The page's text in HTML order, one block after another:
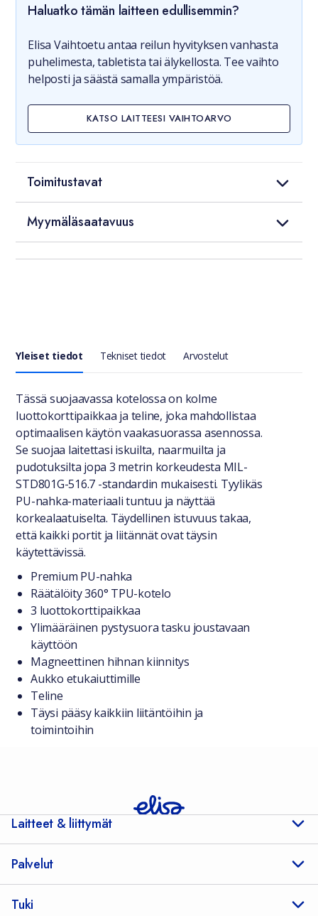
Haluatko tämän laitteen edullisemmin?
Elisa Vaihtoetu antaa reilun hyvityksen vanhasta
puhelimesta, tabletista tai älykellosta. Tee vaihto
helposti ja säästä samalla ympäristöä.
KATSO LAITTEESI VAIHTOARVO
Toimitustavat
Myymäläsaatavuus
Yleiset tiedot Tekniset tiedot Arvostelut
Yleiset tiedot
Tässä suojaavassa kotelossa on kolme
luottokorttipaikkaa ja teline, joka mahdollistaa
optimaalisen käytön vaakasuorassa asennossa.
Se suojaa laitettasi iskuilta, naarmuilta ja
pudotuksilta jopa 3 metrin korkeudesta MIL-
STD801G-516.7 -standardin mukaisesti. Tyylikäs
PU-nahka-materiaali tuntuu ja näyttää
korkealaatuiselta. Täydellinen istuvuus takaa,
että kaikki portit ja liitännät ovat täysin
käytettävissä.
Premium PU-nahka
Räätälöity 360° TPU-kotelo
3 luottokorttipaikkaa
Ylimääräinen pystysuora tasku joustavaan
käyttöön
Magneettinen hihnan kiinnitys
Aukko etukaiuttimille
Teline
Täysi pääsy kaikkiin liitäntöihin ja
toimintoihin
Laitteet & liittymät
Palvelut
Tuki